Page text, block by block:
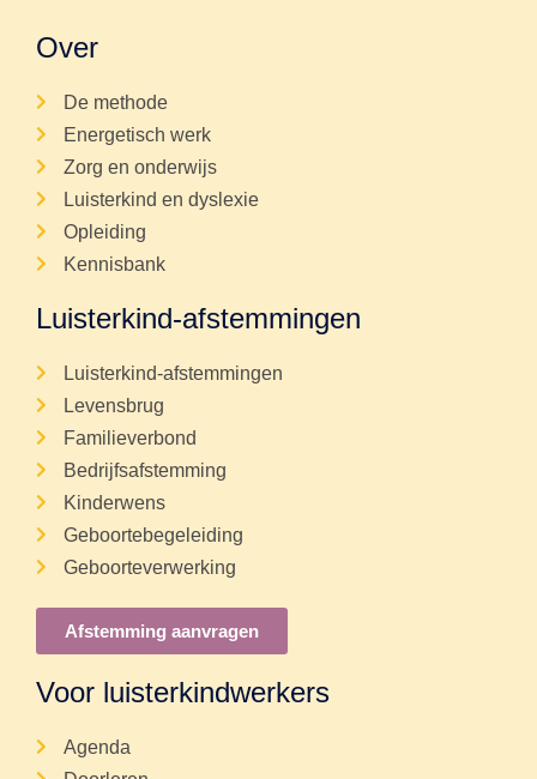
Over
De methode
Energetisch werk
Zorg en onderwijs
Luisterkind en dyslexie
Opleiding
Kennisbank
Luisterkind-afstemmingen
Luisterkind-afstemmingen
Levensbrug
Familieverbond
Bedrijfsafstemming
Kinderwens
Geboortebegeleiding
Geboorteverwerking
Afstemming aanvragen
Voor luisterkindwerkers
Agenda